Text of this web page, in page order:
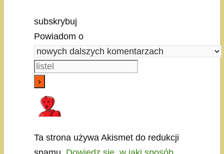
subskrybuj
Powiadom o
Ta strona używa Akismet do redukcji